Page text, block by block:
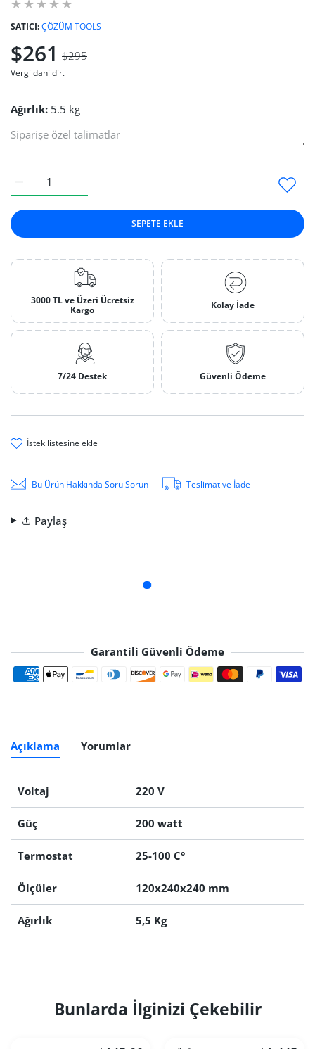
SATICI:ÇÖZÜM TOOLS
$261 $295
Vergi dahildir.
Ağırlık: 5.5 kg
Muma Taş Dizme Makinesi Default Title için adedi
Muma Taş Dizme Makinesi Default Title için adedi artırın
SEPETE EKLE
3000 TL ve Üzeri Ücretsiz
Kargo
Kolay İade
7/24 Destek Güvenli Ödeme
i̇stek li̇stesi̇ne ekle
Bu Ürün Hakkında Soru Sorun Teslimat ve İade
Paylaş
Garantili Güvenli Ödeme
Ödeme yöntemleri
Açıklama Yorumlar
Voltaj 220 V
Güç 200 watt
Termostat 25-100 C°
Ölçüler 120x240x240 mm
Ağırlık 5,5 Kg
Bunlarda İlginizi Çekebilir